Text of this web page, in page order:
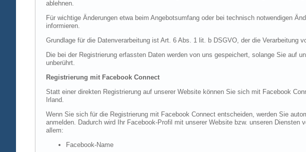
ablehnen.
Für wichtige Änderungen etwa beim Angebotsumfang oder bei technisch notwendigen
informieren.
Grundlage für die Datenverarbeitung ist Art. 6 Abs. 1 lit. b DSGVO, der die Verarbeitung
Die bei der Registrierung erfassten Daten werden von uns gespeichert, solange Sie auf
unberührt.
Registrierung mit Facebook Connect
Statt einer direkten Registrierung auf unserer Website können Sie sich mit Facebook
Irland.
Wenn Sie sich für die Registrierung mit Facebook Connect entscheiden, werden Sie
anmelden. Dadurch wird Ihr Facebook-Profil mit unserer Website bzw. unseren
allem:
Facebook-Name